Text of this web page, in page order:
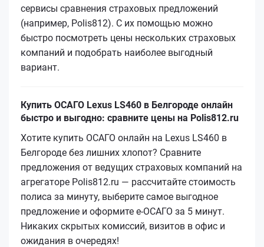
сервисы сравнения страховых предложений
(например, Polis812). С их помощью можно
быстро посмотреть цены нескольких страховых
компаний и подобрать наиболее выгодный
вариант.
Купить ОСАГО Lexus LS460 в Белгороде онлайн
быстро и выгодно: сравните цены на Polis812.ru
Хотите купить ОСАГО онлайн на Lexus LS460 в
Белгороде без лишних хлопот? Сравните
предложения от ведущих страховых компаний на
агрегаторе Polis812.ru — рассчитайте стоимость
полиса за минуту, выберите самое выгодное
предложение и оформите е‑ОСАГО за 5 минут.
Никаких скрытых комиссий, визитов в офис и
ожидания в очередях!